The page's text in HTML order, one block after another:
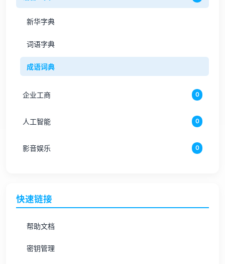
新华字典
词语字典
成语词典
企业工商 0
人工智能 0
影音娱乐 0
快速链接
帮助文档
密钥管理